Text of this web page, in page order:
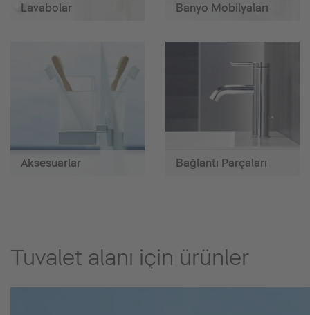
Lavabolar Banyo Mobilyaları
Aksesuarlar Bağlantı Parçaları
Tuvalet alanı için ürünler